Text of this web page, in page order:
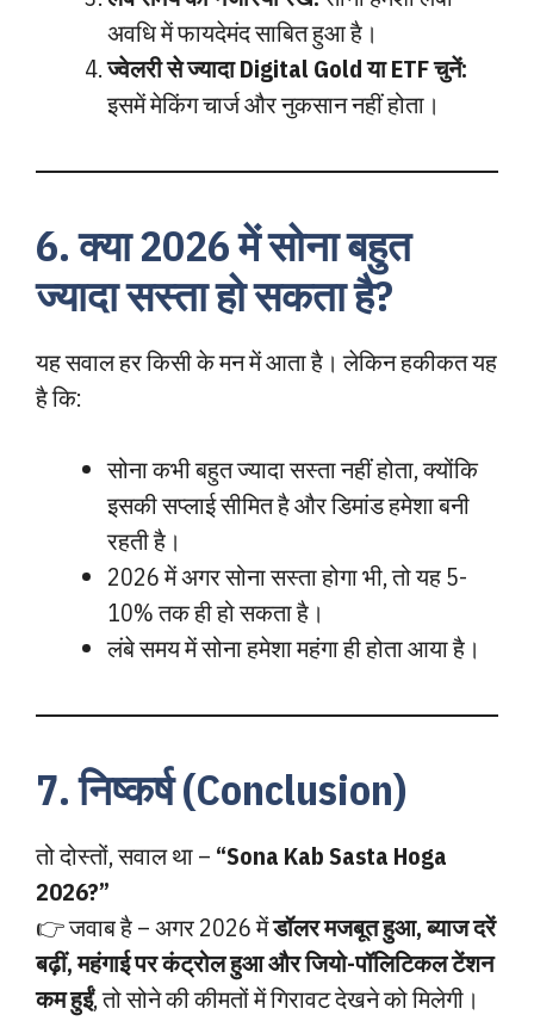
अवधि में फायदेमंद साबित हुआ है।
ज्वेलरी से ज्यादा Digital Gold या ETF चुनें:
इसमें मेकिंग चार्ज और नुकसान नहीं होता।
6. क्या 2026 में सोना बहुत
ज्यादा सस्ता हो सकता है?
यह सवाल हर किसी के मन में आता है। लेकिन हकीकत यह
है कि:
सोना कभी बहुत ज्यादा सस्ता नहीं होता, क्योंकि
इसकी सप्लाई सीमित है और डिमांड हमेशा बनी
रहती है।
2026 में अगर सोना सस्ता होगा भी, तो यह 5-
10% तक ही हो सकता है।
लंबे समय में सोना हमेशा महंगा ही होता आया है।
7. निष्कर्ष (Conclusion)
तो दोस्तों, सवाल था – “Sona Kab Sasta Hoga
2026?”
👉 जवाब है – अगर 2026 मेंडॉलर मजबूत हुआ, ब्याज दरें
बढ़ीं, महंगाई पर कंट्रोल हुआ और जियो-पॉलिटिकल टेंशन
कम हुईं, तो सोने की कीमतों में गिरावट देखने को मिलेगी।